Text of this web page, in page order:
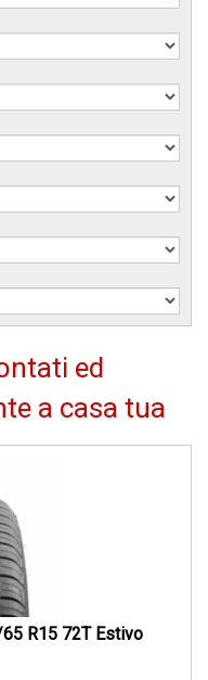
ed
a casa tua
65 R15 72T Estivo